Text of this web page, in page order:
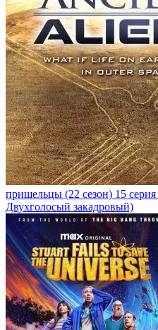
пришельцы (22 сезон) 15 серия
Двухголосый закадровый)